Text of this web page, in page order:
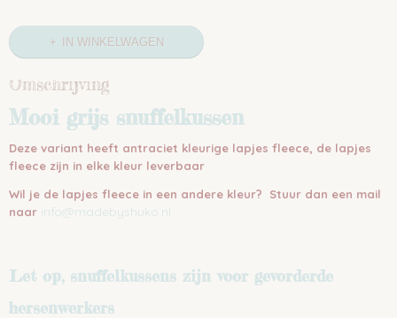
IN WINKELWAGEN
Omschrijving
Mooi grijs snuffelkussen
Deze variant heeft antraciet kleurige lapjes fleece, de lapjes
fleece zijn in elke kleur leverbaar
Wil je de lapjes fleece in een andere kleur? Stuur dan een mail
naar info@madebyshuko.nl
Let op, snuffelkussens zijn voor gevorderde
hersenwerkers